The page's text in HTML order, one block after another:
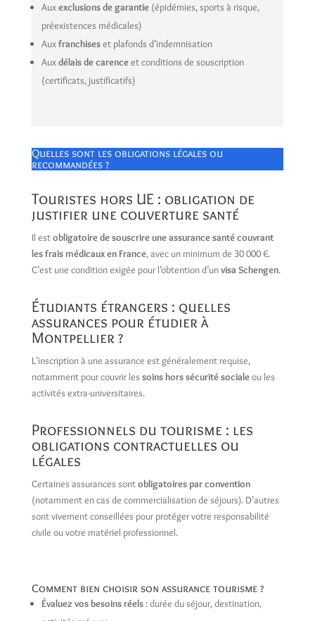
Auxexclusions de garantie(épidémies, sports à risque,
préexistences médicales)
Auxfranchiseset plafonds d’indemnisation
Auxdélais de carenceet conditions de souscription
(certificats, justificatifs)
Quelles sont les obligations légales ou
recommandées ?
Touristes hors UE : obligation de
justifier une couverture santé
Il estobligatoire de souscrire une assurance santé couvrant
les frais médicaux en France, avec un minimum de 30 000 €.
C’est une condition exigée pour l’obtention d’unvisa Schengen.
Étudiants étrangers : quelles
assurances pour étudier à
Montpellier ?
L’inscription à une assurance est généralement requise,
notamment pour couvrir les soins hors sécurité socialeou les
activités extra-universitaires.
Professionnels du tourisme : les
obligations contractuelles ou
légales
Certaines assurances sontobligatoires par convention
(notamment en cas de commercialisation de séjours). D’autres
sont vivement conseillées pour protéger votre responsabilité
civile ou votre matériel professionnel.
Comment bien choisir son assurance tourisme ?
Évaluez vos besoins réels: durée du séjour, destination,